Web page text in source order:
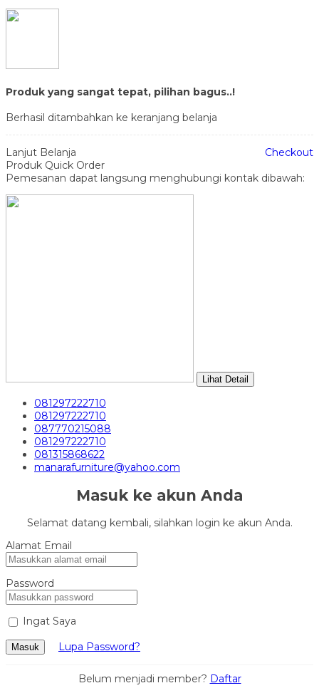
Produk yang sangat tepat, pilihan bagus..!
Berhasil ditambahkan ke keranjang belanja
Lanjut Belanja
Checkout
Produk Quick Order
Pemesanan dapat langsung menghubungi kontak dibawah:
Lihat Detail
081297222710
081297222710
087770215088
081297222710
081315868622
manarafurniture@yahoo.com
Masuk ke akun Anda
Selamat datang kembali, silahkan login ke akun Anda.
Alamat Email
Password
Ingat Saya
Masuk Lupa Password?
Belum menjadi member? Daftar